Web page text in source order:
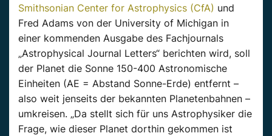
Smithsonian Center for Astrophysics (CfA) und
Fred Adams von der University of Michigan in
einer kommenden Ausgabe des Fachjournals
„Astrophysical Journal Letters“ berichten wird, soll
der Planet die Sonne 150-400 Astronomische
Einheiten (AE = Abstand Sonne-Erde) entfernt –
also weit jenseits der bekannten Planetenbahnen –
umkreisen. „Da stellt sich für uns Astrophysiker die
Frage, wie dieser Planet dorthin gekommen ist